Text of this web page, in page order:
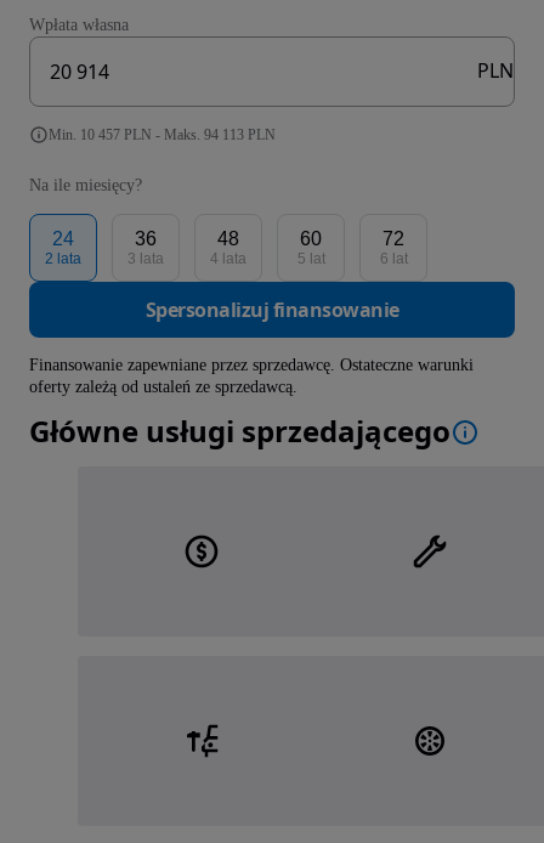
Wpłata własna
PLN
Min. 10 457 PLN - Maks. 94 113 PLN
Na ile miesięcy?
24
2 lata
36
3 lata
48
4 lata
60
5 lat
72
6 lat
Spersonalizuj finansowanie
Finansowanie zapewniane przez sprzedawcę. Ostateczne warunki
oferty zależą od ustaleń ze sprzedawcą.
Główne usługi sprzedającego